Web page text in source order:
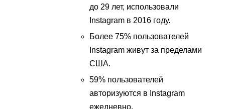
до 29 лет, использовали
Instagram в 2016 году.
Более 75% пользователей
Instagram живут за пределами
США.
59% пользователей
авторизуются в Instagram
ежедневно.